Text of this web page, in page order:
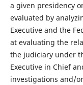
a given presidency
evaluated by
Executive and the
at evaluating the
the judiciary under
Executive in Chief
investigations and/